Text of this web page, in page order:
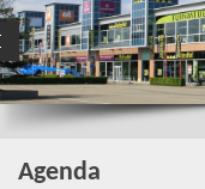
Agenda